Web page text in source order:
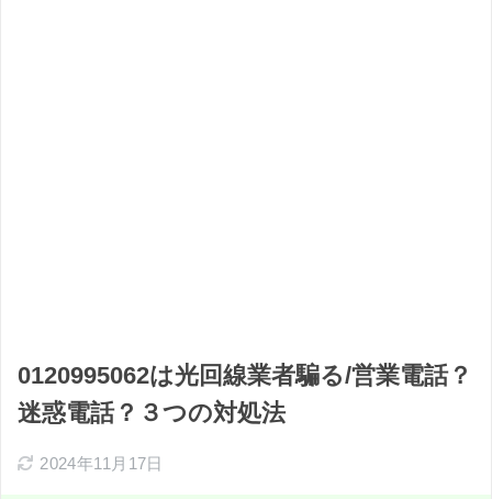
0120995062は光回線業者騙る/営業電話？
迷惑電話？３つの対処法
2024年11月17日